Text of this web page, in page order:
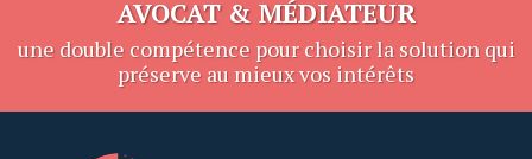
AVOCAT & MÉDIATEUR
une double compétence pour choisir la solution qui
préserve au mieux vos intérêts